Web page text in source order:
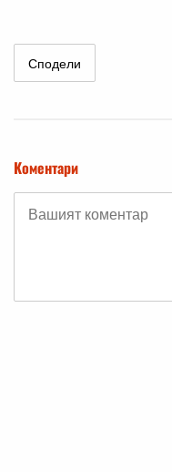
Сподели
Коментари